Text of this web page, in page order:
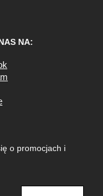
NA:
o promocjach i